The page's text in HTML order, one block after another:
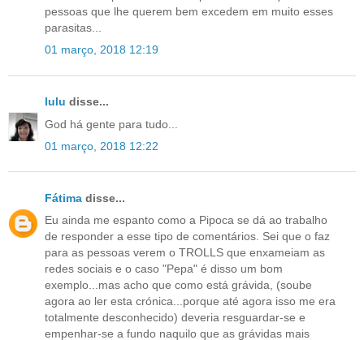
pessoas que lhe querem bem excedem em muito esses
parasitas...
01 março, 2018 12:19
lulu disse...
God há gente para tudo...
01 março, 2018 12:22
Fátima disse...
Eu ainda me espanto como a Pipoca se dá ao trabalho
de responder a esse tipo de comentários. Sei que o faz
para as pessoas verem o TROLLS que enxameiam as
redes sociais e o caso "Pepa" é disso um bom
exemplo...mas acho que como está grávida, (soube
agora ao ler esta crónica...porque até agora isso me era
totalmente desconhecido) deveria resguardar-se e
empenhar-se a fundo naquilo que as grávidas mais